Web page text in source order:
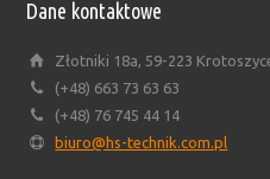
Dane kontaktowe
Złotniki 18a, 59-223
(+48) 663 73 63 63
(+48) 76 745 44 14
biuro@hs-technik.com.pl